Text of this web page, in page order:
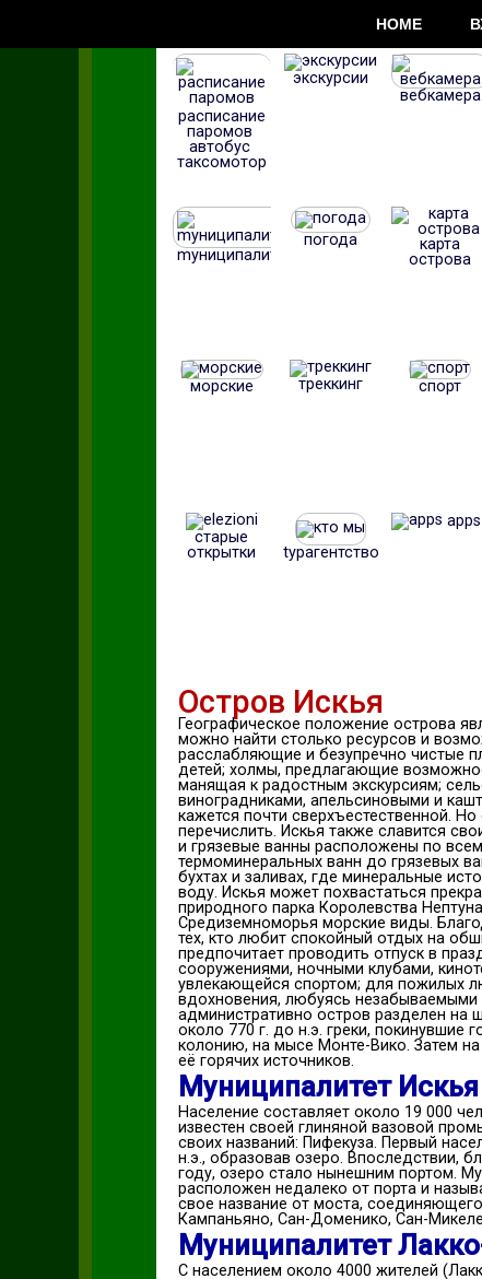
HOME
расписание
паромов
aвтобус
таксомотор
экскурсии
вебкамера
mуниципалитет
погода
карта
острова
морские треккинг спорт
старые
открытки
tурагентство
apps
Остров Искья
Географическое положение острова
можно найти столько ресурсов и
расслабляющие и безупречно чистые
детей; холмы, предлагающие
манящая к радостным экскурсиям;
виноградниками, апельсиновыми и
кажется почти сверхъестественной.
перечислить. Искья также славится
и грязевые ванны расположены по
термоминеральных ванн до грязевых
бухтах и ​​заливах, где минеральные
воду. Искья может похвастаться
природного парка Королевства
Средиземноморья морские виды.
тех, кто любит спокойный отдых на
предпочитает проводить отпуск в
сооружениями, ночными клубами,
увлекающейся спортом; для пожилых
вдохновения, любуясь незабываемыми
административно остров разделен на
около 770 г. до н.э. греки, покинувшие
колонию, на мысе Монте-Вико. Затем
её горячих источников.
Муниципалитет Искья
Население составляет около 19 000
известен своей глиняной вазовой
своих названий: Пифекуза. Первый
н.э., образовав озеро. Впоследствии,
году, озеро стало нынешним портом.
расположен недалеко от порта и
свое название от моста,
Кампаньяно, Сан-Доменико, Сан-
Муниципалитет
С населением около 4000 жителей